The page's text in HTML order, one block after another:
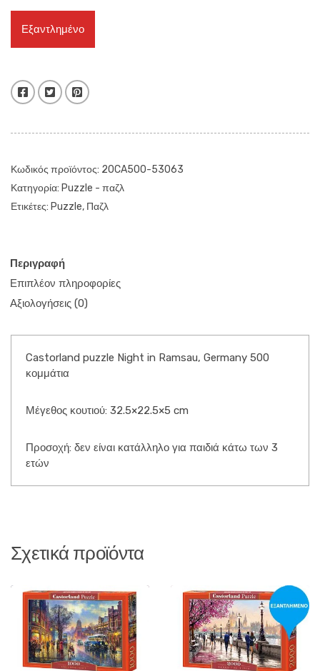
Εξαντλημένο
Facebook Twitter Pinterest
Κωδικός προϊόντος: 20CA500-53063
Κατηγορία: Puzzle - παζλ
Ετικέτες: Puzzle, Παζλ
Περιγραφή
Επιπλέον πληροφορίες
Αξιολογήσεις (0)
Castorland puzzle Night in Ramsau, Germany 500
κομμάτια
Μέγεθος κουτιού: 32.5×22.5×5 cm
Προσοχή: δεν είναι κατάλληλο για παιδιά κάτω των 3
ετών
Σχετικά προϊόντα